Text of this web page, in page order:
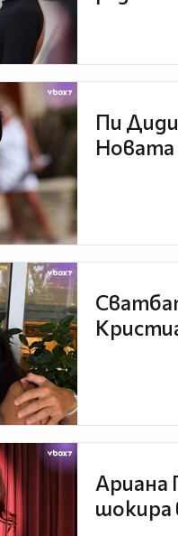
Пи
Новата
Ариана
шокира